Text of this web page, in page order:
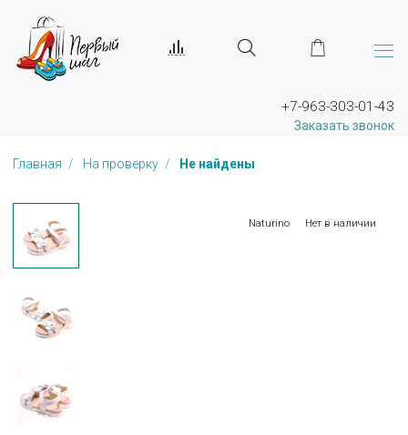
+7-963-303-01-43
Заказать звонок
Главная На проверку Не найдены
Naturino Нет в наличии